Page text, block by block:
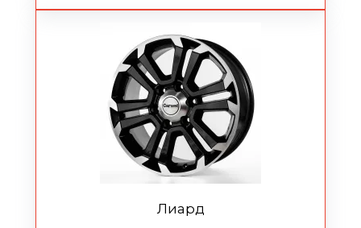
Лиард